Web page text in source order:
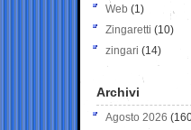
Web (1)
Zingaretti (10)
zingari (14)
Archivi
Agosto 2026